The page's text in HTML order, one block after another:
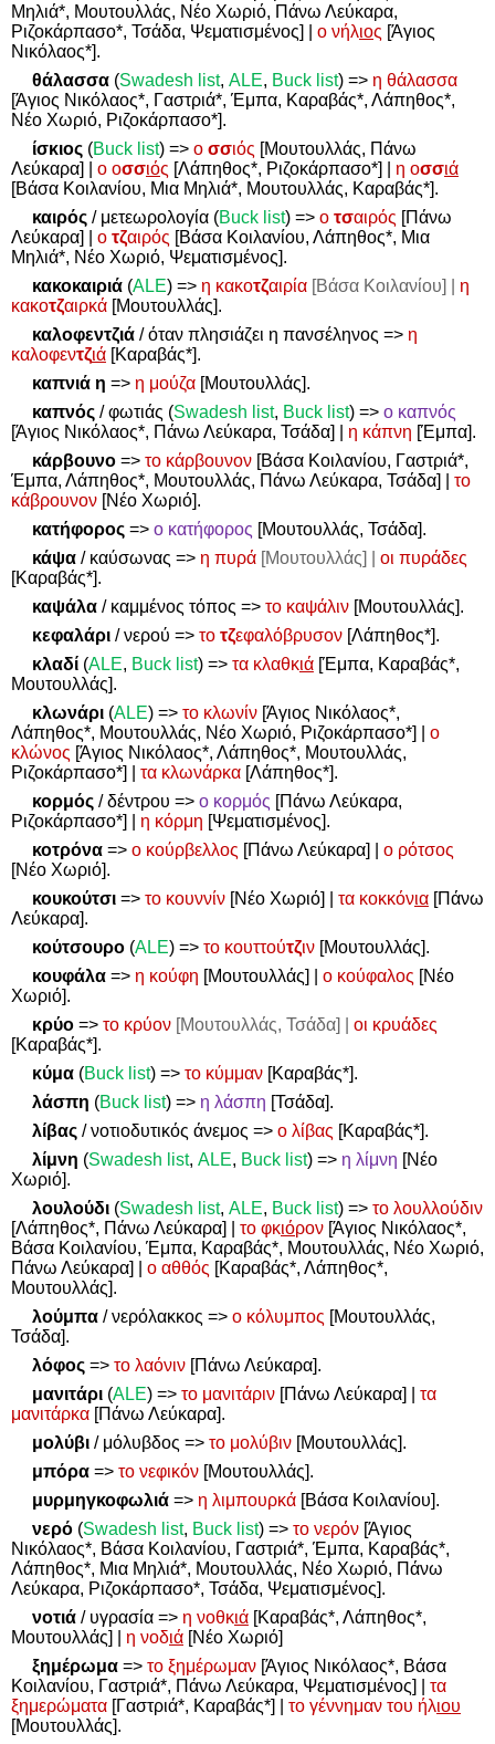
Μηλιά*, Μουτουλλάς, Νέο Χωριό, Πάνω Λεύκαρα,
Ριζοκάρπασο*, Τσάδα, Ψεματισμένος] |
ο νήλιος [Άγιος
Νικόλαος*].
θάλασσα(Swadesh list, ALE, Buck list)=> η θάλασσα
[Άγιος Νικόλαος*, Γαστριά*, Έμπα, Καραβάς*, Λάπηθος*,
Νέο Χωριό, Ριζοκάρπασο*].
ίσκιος(Buck list)=> ο σσιός [Μουτουλλάς, Πάνω
Λεύκαρα] | ο οσσιός [Λάπηθος*, Ριζοκάρπασο*] | η οσσιά
[Βάσα Κοιλανίου, Μια Μηλιά*, Μουτουλλάς, Καραβάς*].
καιρός/ μετεωρολογία (Buck list)=> οτσαιρός [Πάνω
Λεύκαρα] | ο τζαιρός [Βάσα Κοιλανίου, Λάπηθος*, Μια
Μηλιά*, Νέο Χωριό, Ψεματισμένος].
κακοκαιριά(ALE)=> η κακοτζαιρία[Βάσα Κοιλανίου] | η
κακοτζαιρκά [Μουτουλλάς].
καλοφεντζιά / όταν πλησιάζει η πανσέληνος => η
καλοφεντζιά [Καραβάς*].
καπνιά η => η μούζα [Μουτουλλάς].
καπνός/ φωτιάς (Swadesh list, Buck list)=> ο καπνός
[Άγιος Νικόλαος*, Πάνω Λεύκαρα, Τσάδα] |
η κάπνη [Έμπα].
κάρβουνο=> το κάρβουνον [Βάσα Κοιλανίου, Γαστριά*,
Έμπα, Λάπηθος*, Μουτουλλάς, Πάνω Λεύκαρα, Τσάδα] |
το
κάβρουνον [Νέο Χωριό].
κατήφορος=> ο κατήφορος [Μουτουλλάς, Τσάδα].
κάψα/ καύσωνας => η πυρά[Μουτουλλάς] | οι πυράδες
[Καραβάς*].
καψάλα/ καμμένος τόπος => το καψάλιν [Μουτουλλάς].
κεφαλάρι/ νερού => το τζεφαλόβρυσον[Λάπηθος*].
κλαδί(ALE, Buck list)=> τα κλαθκιά[Έμπα, Καραβάς*,
Μουτουλλάς].
κλωνάρι(ALE)=> το κλωνίν[Άγιος Νικόλαος*,
Λάπηθος*, Μουτουλλάς, Νέο Χωριό, Ριζοκάρπασο*] | ο
κλώνος [Άγιος Νικόλαος*, Λάπηθος*, Μουτουλλάς,
Ριζοκάρπασο*] |
τα κλωνάρκα [Λάπηθος*].
κορμός / δέντρου => ο κορμός [Πάνω Λεύκαρα,
Ριζοκάρπασο*] | η κόρμη [Ψεματισμένος].
κοτρόνα=> ο κούρβελλος [Πάνω Λεύκαρα] | ο ρότσος
[Νέο Χωριό].
κουκούτσι=> το κουννίν[Νέο Χωριό] | τα κοκκόνια[Πάνω
Λεύκαρα].
κούτσουρο(ALE)=> το κουττούτζιν [Μουτουλλάς].
κουφάλα=> η κούφη [Μουτουλλάς] | ο κούφαλος [Νέο
Χωριό].
κρύο=> το κρύον[Μουτουλλάς, Τσάδα] | οι κρυάδες
[Καραβάς*].
κύμα(Buck list)=> το κύμμαν[Καραβάς*].
λάσπη (Buck list)=> η λάσπη [Τσάδα].
λίβας/ νοτιοδυτικός άνεμος => ο λίβας [Καραβάς*].
λίμνη (Swadesh list, ALE, Buck list)=> η λίμνη [Νέο
Χωριό].
λουλούδι(Swadesh list, ALE, Buck list)=> το λουλλούδιν
[Λάπηθος*, Πάνω Λεύκαρα] |
το φκιόρον [Άγιος Νικόλαος*,
Βάσα Κοιλανίου, Έμπα, Καραβάς*, Μουτουλλάς, Νέο Χωριό,
Πάνω Λεύκαρα] | ο αθθός [Καραβάς*, Λάπηθος*,
Μουτουλλάς].
λούμπα/ νερόλακκος => ο κόλυμπος [Μουτουλλάς,
Τσάδα].
λόφος=> το λαόνιν [Πάνω Λεύκαρα].
μανιτάρι(ALE)=> το μανιτάριν[Πάνω Λεύκαρα] | τα
μανιτάρκα [Πάνω Λεύκαρα].
μολύβι/ μόλυβδος => το μολύβιν [Μουτουλλάς].
μπόρα=> το νεφικόν[Μουτουλλάς].
μυρμηγκοφωλιά=> η λιμπουρκά[Βάσα Κοιλανίου].
νερό(Swadesh list, Buck list)=> το νερόν[Άγιος
Νικόλαος*, Βάσα Κοιλανίου, Γαστριά*, Έμπα, Καραβάς*,
Λάπηθος*, Μια Μηλιά*, Μουτουλλάς, Νέο Χωριό, Πάνω
Λεύκαρα, Ριζοκάρπασο*, Τσάδα, Ψεματισμένος].
νοτιά/ υγρασία=> η νοθκιά[Καραβάς*, Λάπηθος*,
Μουτουλλάς] |
η νοδιά [Νέο Χωριό]
ξημέρωμα=> το ξημέρωμαν [Άγιος Νικόλαος*, Βάσα
Κοιλανίου, Γαστριά*, Πάνω Λεύκαρα, Ψεματισμένος] |
τα
ξημερώματα [Γαστριά*, Καραβάς*] | το γέννημαν του ήλιου
[Μουτουλλάς].